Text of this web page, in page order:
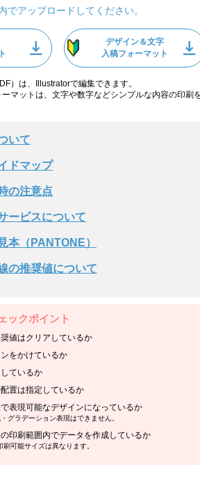
でアップロードしてください。
デザイン＆文字
入稿フォーマット
）は、Illustratorで編集できます。
マットは、文字や数字などシンプルな内容の印刷
いて
ドマップ
の注意点
ービスについて
本（PANTONE）
の推奨値について
ックポイント
値はクリアしているか
をかけているか
ているか
置は指定しているか
表現可能なデザインになっているか
グラデーション表現はできません。
印刷範囲内でデータを作成しているか
可能サイズは異なります。